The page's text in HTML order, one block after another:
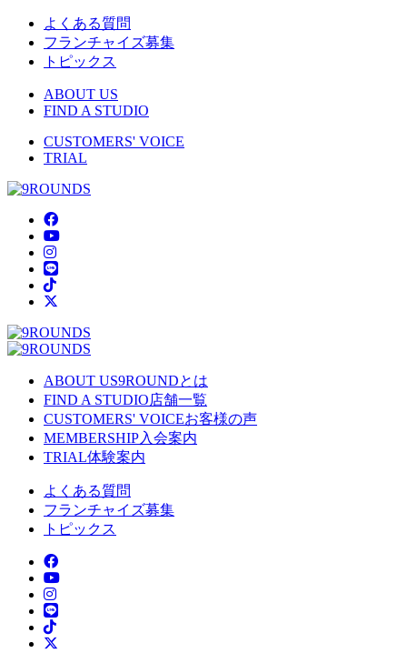
よくある質問
フランチャイズ募集
トピックス
ABOUT US
FIND A STUDIO
CUSTOMERS' VOICE
TRIAL
ABOUT US9ROUNDとは
FIND A STUDIO店舗一覧
CUSTOMERS' VOICEお客様の声
MEMBERSHIP入会案内
TRIAL体験案内
よくある質問
フランチャイズ募集
トピックス